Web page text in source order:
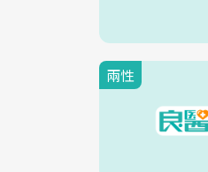
兩性